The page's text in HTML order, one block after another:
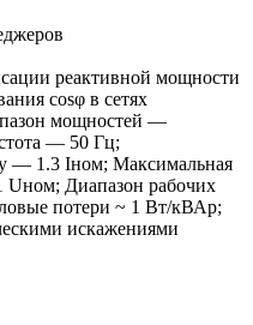
реактивной мощности
cosφ в сетях
мощностей —
— 50 Гц;
— 1.3 Iном; Максимальная
Диапазон рабочих
потери ~ 1 Вт/кВАр;
искажениями